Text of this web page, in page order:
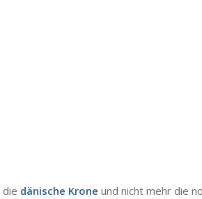
die dänische Krone und nicht mehr die